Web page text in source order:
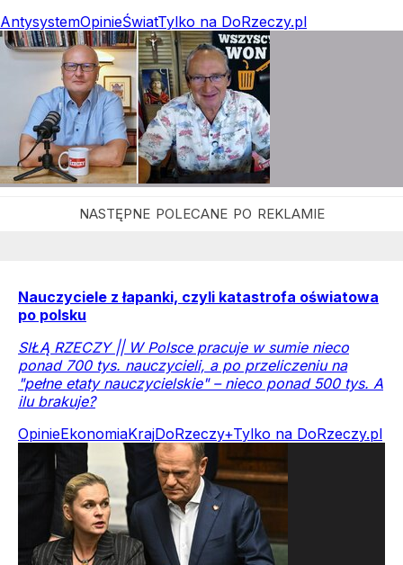
AntysystemOpinieŚwiatTylko na DoRzeczy.pl
Nauczyciele z łapanki, czyli katastrofa oświatowa
po polsku
SIŁĄ RZECZY || W Polsce pracuje w sumie nieco
ponad 700 tys. nauczycieli, a po przeliczeniu na
"pełne etaty nauczycielskie" – nieco ponad 500 tys. A
ilu brakuje?
OpinieEkonomiaKrajDoRzeczy+Tylko na DoRzeczy.pl